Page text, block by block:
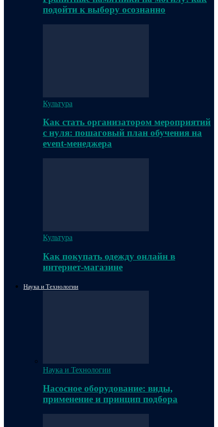
подойти к выбору осознанно
Культура
Как стать организатором мероприятий
с нуля: пошаговый план обучения на
event-менеджера
Культура
Как покупать одежду онлайн в
интернет-магазине
Наука и Технологии
Наука и Технологии
Насосное оборудование: виды,
применение и принцип подбора